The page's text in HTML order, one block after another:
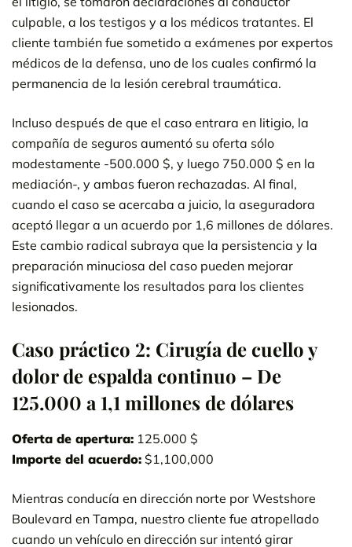
culpable, a los testigos y a los médicos tratantes. El
cliente también fue sometido a exámenes por expertos
médicos de la defensa, uno de los cuales confirmó la
permanencia de la lesión cerebral traumática.
Incluso después de que el caso entrara en litigio, la
compañía de seguros aumentó su oferta sólo
modestamente -500.000 $, y luego 750.000 $ en la
mediación-, y ambas fueron rechazadas. Al final,
cuando el caso se acercaba a juicio, la aseguradora
aceptó llegar a un acuerdo por 1,6 millones de dólares.
Este cambio radical subraya que la persistencia y la
preparación minuciosa del caso pueden mejorar
significativamente los resultados para los clientes
lesionados.
Caso práctico 2: Cirugía de cuello y
dolor de espalda continuo – De
125.000 a 1,1 millones de dólares
Oferta de apertura: 125.000 $
Importe del acuerdo: $1,100,000
Mientras conducía en dirección norte por Westshore
Boulevard en Tampa, nuestro cliente fue atropellado
cuando un vehículo en dirección sur intentó girar